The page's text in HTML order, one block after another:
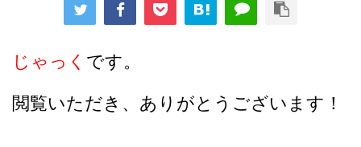
じゃっく です。
閲覧いただき、ありがとうございます！